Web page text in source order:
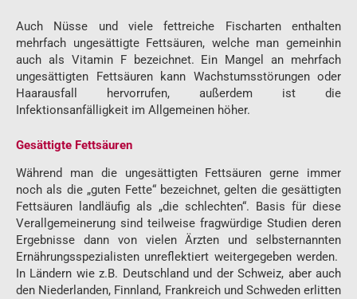
Auch Nüsse und viele fettreiche Fischarten enthalten
mehrfach ungesättigte Fettsäuren, welche man gemeinhin
auch als Vitamin F bezeichnet. Ein Mangel an mehrfach
ungesättigten Fettsäuren kann Wachstumsstörungen oder
Haarausfall hervorrufen, außerdem ist die
Infektionsanfälligkeit im Allgemeinen höher.
Gesättigte Fettsäuren
Während man die ungesättigten Fettsäuren gerne immer
noch als die „guten Fette“ bezeichnet, gelten die gesättigten
Fettsäuren landläufig als „die schlechten“. Basis für diese
Verallgemeinerung sind teilweise fragwürdige Studien deren
Ergebnisse dann von vielen Ärzten und selbsternannten
Ernährungsspezialisten unreflektiert weitergegeben werden.
In Ländern wie z.B. Deutschland und der Schweiz, aber auch
den Niederlanden, Finnland, Frankreich und Schweden erlitten